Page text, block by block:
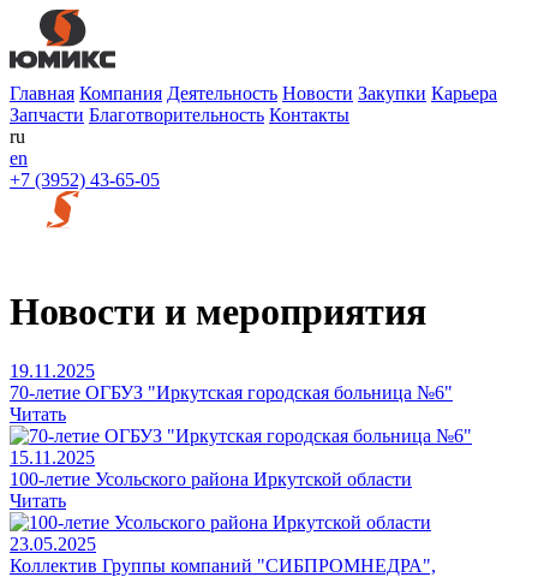
Главная Компания Деятельность Новости Закупки Карьера
Запчасти Благотворительность Контакты
ru
en
+7 (3952) 43-65-05
Новости и мероприятия
19.11.2025
70-летие ОГБУЗ "Иркутская городская больница №6"
Читать
15.11.2025
100-летие Усольского района Иркутской области
Читать
23.05.2025
Коллектив Группы компаний "СИБПРОМНЕДРА",